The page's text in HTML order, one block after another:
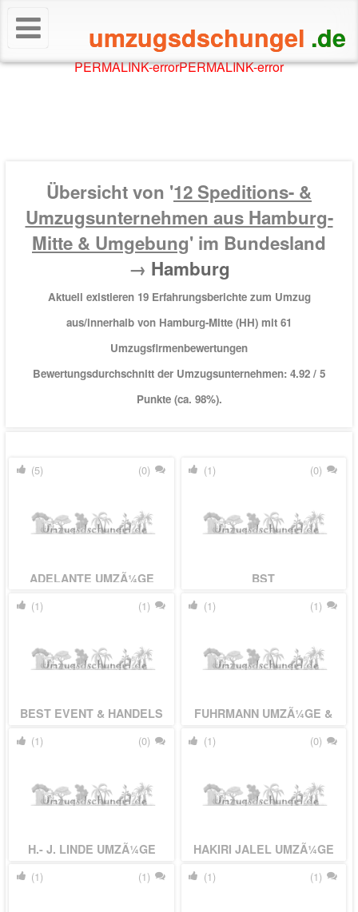
umzugsdschungel .de
PERMALINK-errorPERMALINK-error
Übersicht von '12 Speditions- &
Umzugsunternehmen aus Hamburg-
Mitte & Umgebung' im Bundesland
→ Hamburg
Aktuell existieren 19 Erfahrungsberichte zum Umzug
aus/innerhalb von Hamburg-Mitte (HH) mit 61
Umzugsfirmenbewertungen
Bewertungsdurchschnitt der Umzugsunternehmen: 4.92 / 5
Punkte (ca. 98%).
(5) (0)
ADELANTE UMZÃ¼GE
(1) (0)
BST
THOMAS SCHAAF
(1) (1)
BEST EVENT & HANDELS
(1) (1)
FUHRMANN UMZÃ¼GE &
(1) (0)
H.- J. LINDE UMZÃ¼GE
(1) (0)
HAKIRI JALEL UMZÃ¼GE
(1) (1) (1) (1)